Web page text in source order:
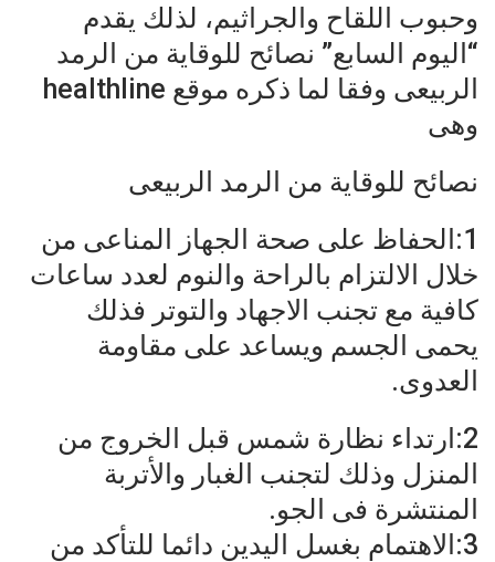
وحبوب اللقاح والجراثيم، لذلك يقدم
“اليوم السابع” نصائح للوقاية من الرمد
الربيعى وفقا لما ذكره موقع healthline
وهى
نصائح للوقاية من الرمد الربيعى
1:الحفاظ على صحة الجهاز المناعى من
خلال الالتزام بالراحة والنوم لعدد ساعات
كافية مع تجنب الاجهاد والتوتر فذلك
يحمى الجسم ويساعد على مقاومة
العدوى.
2:ارتداء نظارة شمس قبل الخروج من
المنزل وذلك لتجنب الغبار والأتربة
المنتشرة فى الجو.
3:الاهتمام بغسل اليدين دائما للتأكد من